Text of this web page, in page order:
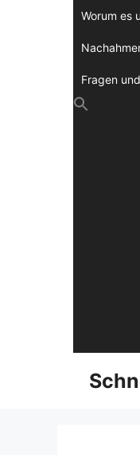
Worum es
Fragen